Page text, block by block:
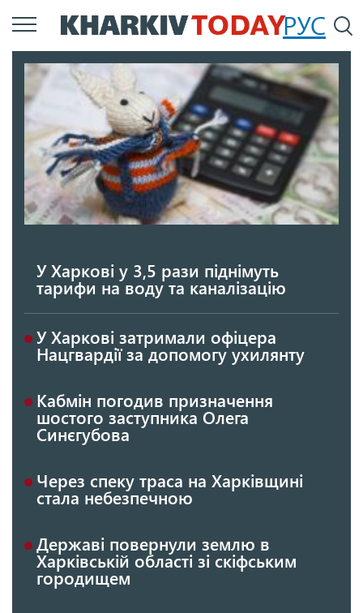
Перейти
до
вмісту
РУС
У Харкові у 3,5 рази піднімуть
тарифи на воду та каналізацію
У Харкові затримали офіцера
Нацгвардії за допомогу ухилянту
Кабмін погодив призначення
шостого заступника Олега
Синєгубова
Через спеку траса на Харківщині
стала небезпечною
Державі повернули землю в
Харківській області зі скіфським
городищем